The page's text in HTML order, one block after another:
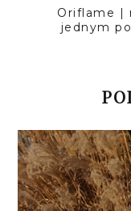
Oriflame |
jednym